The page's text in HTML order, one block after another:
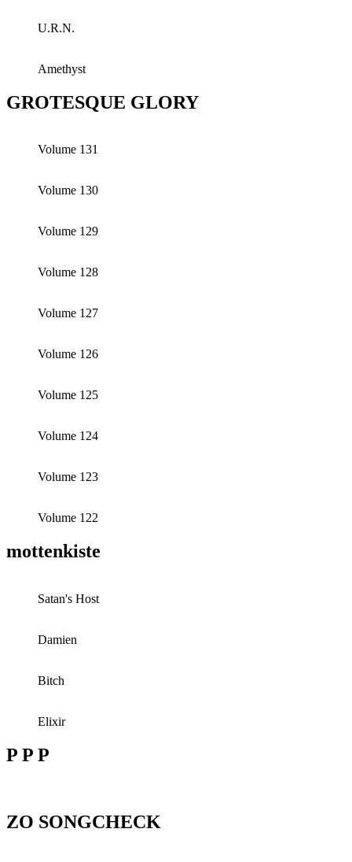
U.R.N.
Amethyst
GROTESQUE GLORY
Volume 131
Volume 130
Volume 129
Volume 128
Volume 127
Volume 126
Volume 125
Volume 124
Volume 123
Volume 122
mottenkiste
Satan's Host
Damien
Bitch
Elixir
P P P
ZO SONGCHECK